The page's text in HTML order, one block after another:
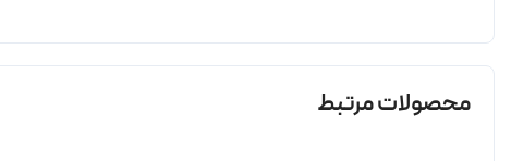
محصولات مرتبط